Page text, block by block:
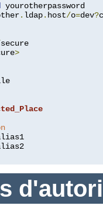
yourotherpassword
. ldap. host/o=dev?
>